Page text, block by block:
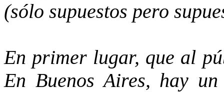
(sólo supuestos pero
En primer lugar, que al
En Buenos Aires, hay